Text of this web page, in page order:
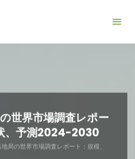
世界市場調査レポー
、予測2024-2030
地局の世界市場調査レポート：規模、